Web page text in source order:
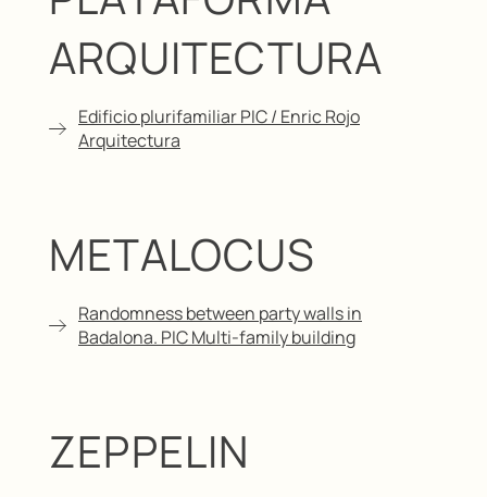
ARQUITECTURA
Edificio plurifamiliar PIC / Enric Rojo
Arquitectura
METALOCUS
Randomness between party walls in
Badalona. PIC Multi-family building
ZEPPELIN